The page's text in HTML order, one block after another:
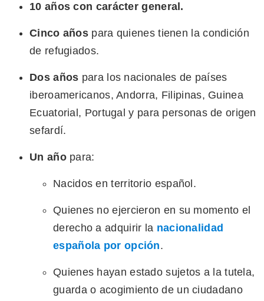
10 años con carácter general.
Cinco años para quienes tienen la condición
de refugiados.
Dos años para los nacionales de países
iberoamericanos, Andorra, Filipinas, Guinea
Ecuatorial, Portugal y para personas de origen
sefardí.
Un año para:
Nacidos en territorio español.
Quienes no ejercieron en su momento el
derecho a adquirir la nacionalidad
española por opción.
Quienes hayan estado sujetos a la tutela,
guarda o acogimiento de un ciudadano